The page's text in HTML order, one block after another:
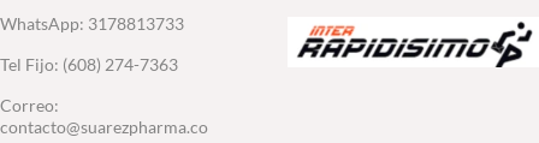
WhatsApp: 3178813733
Tel Fijo: (608) 274-7363
Correo:
contacto@suarezpharma.co